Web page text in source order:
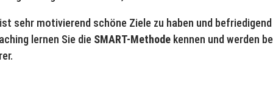
sehr motivierend schöne Ziele zu haben und
lernen Sie die SMART-Methode kennen und werden